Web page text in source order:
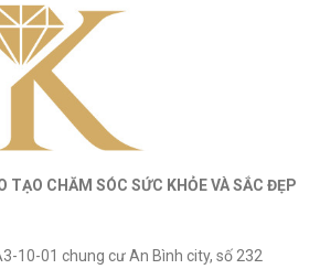
TẠO CHĂM SÓC SỨC KHỎEVÀSẮC ĐẸP
10-01 chung cư An Bình city, số 232